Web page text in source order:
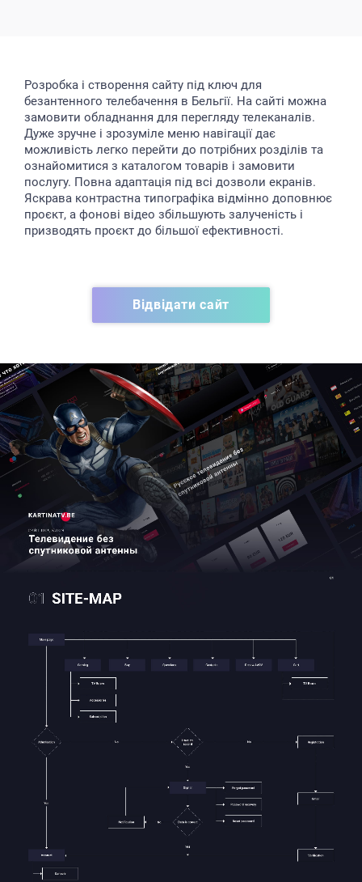
Розробка і створення сайту під ключ для
безантенного телебачення в Бельгії. На сайті можна
замовити обладнання для перегляду телеканалів.
Дуже зручне і зрозуміле меню навігації дає
можливість легко перейти до потрібних розділів та
ознайомитися з каталогом товарів і замовити
послугу. Повна адаптація під всі дозволи екранів.
Яскрава контрастна типографіка відмінно доповнює
проєкт, а фонові відео збільшують залученість і
призводять проєкт до більшої ефективності.
Відвідати сайт